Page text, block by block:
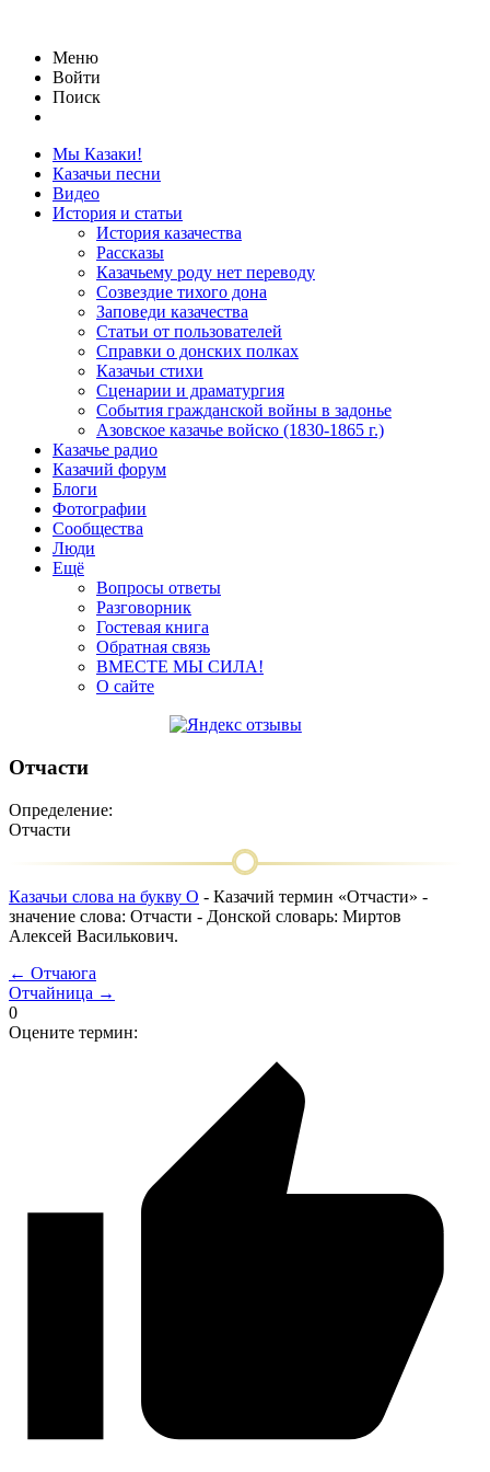
Меню
Войти
Поиск
Мы Казаки!
Казачьи песни
Видео
История и статьи
История казачества
Рассказы
Казачьему роду нет переводу
Созвездие тихого дона
Заповеди казачества
Статьи от пользователей
Справки о донских полках
Казачьи стихи
Сценарии и драматургия
События гражданской войны в задонье
Азовское казачье войско (1830-1865 г.)
Казачье радио
Казачий форум
Блоги
Фотографии
Сообщества
Люди
Ещё
Вопросы ответы
Разговорник
Гостевая книга
Обратная связь
ВМЕСТЕ МЫ СИЛА!
О сайте
Отчасти
Определение:
Отчасти
Казачьи слова на букву О - Казачий термин «Отчасти» -
значение слова: Отчасти - Донской словарь: Миртов
Алексей Василькович.
← Отчаюга
Отчайница →
0
Оцените термин: